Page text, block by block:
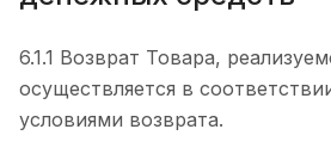
6.1.1 Возврат Товара,
осуществляется в
условиями возврата.